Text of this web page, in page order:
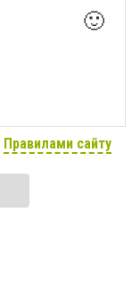
🙂
Правилами сайту